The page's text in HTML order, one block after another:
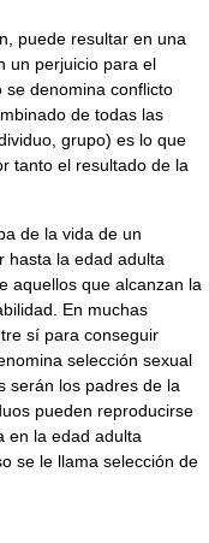
puede resultar en una
un perjuicio para el
se denomina conflicto
de todas las
grupo) es lo que
tanto el resultado de la
de la vida de un
hasta la edad adulta
aquellos que alcanzan la
En muchas
sí para conseguir
selección sexual
serán los padres de la
pueden reproducirse
en la edad adulta
se le llama selección de